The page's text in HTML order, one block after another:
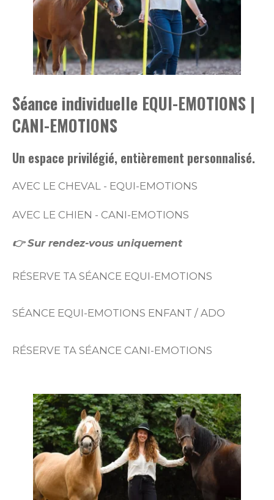
Séance individuelle EQUI-EMOTIONS |
CANI-EMOTIONS
Un espace privilégié, entièrement personnalisé.
AVEC LE CHEVAL - EQUI-EMOTIONS
AVEC LE CHIEN - CANI-EMOTIONS
👉 Sur rendez-vous uniquement
RÉSERVE TA SÉANCE EQUI-EMOTIONS
SÉANCE EQUI-EMOTIONS ENFANT / ADO
RÉSERVE TA SÉANCE CANI-EMOTIONS